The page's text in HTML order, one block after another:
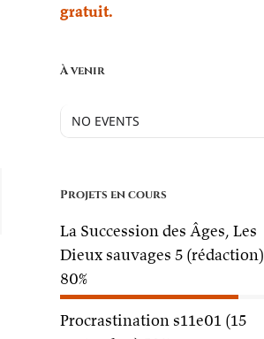
55253796725/in/dateposted/
gratuit.
À venir
NO EVENTS
Projets en cours
La Succession des Âges, Les
Dieux sauvages 5 (rédaction)
80%
Procrastination s11e01 (15